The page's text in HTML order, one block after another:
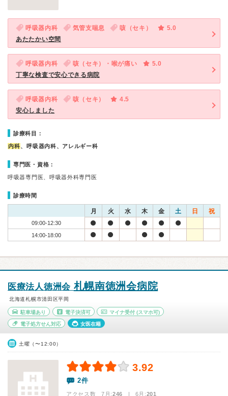
呼吸器内科 気管支喘息 咳（セキ）
5.0
あたたかい空間
呼吸器内科 咳（セキ）・喉が痛い
5.0
丁寧な検査で安心できる病院
呼吸器内科 咳（セキ）
4.5
安心しました
診療科目：
内科、呼吸器内科、アレルギー科
専門医・資格：
呼吸器専門医、呼吸器外科専門医
診療時間
月 火 水 木 金 土 日 祝
09:00-12:30
14:00-18:00
医療法人徳洲会 札幌南徳洲会病院
北海道札幌市清田区平岡
駐車場あり 電子決済可 マイナ受付 (スマホ可)
電子処方せん対応 女医在籍
土曜（〜12:00）
3.92
2件
アクセス数 7月:246 | 6月:201